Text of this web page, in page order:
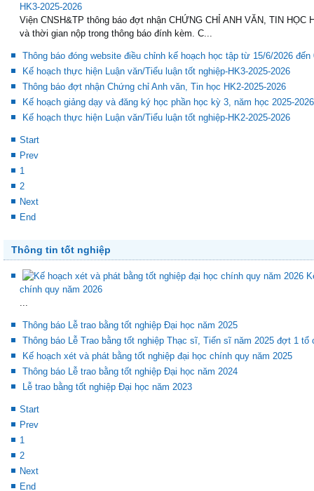
HK3-2025-2026
Viện CNSH&TP thông báo đợt nhận CHỨNG CHỈ ANH VĂN, TIN HỌC
Thông báo đóng website điều chỉnh kế hoạch học tập từ 15/6/2026 đến
Kế hoạch thực hiện Luận văn/Tiểu luận tốt nghiệp-HK3-2025-2026
Thông báo đợt nhận Chứng chỉ Anh văn, Tin học HK2-2025-2026
Kế hoạch giảng dạy và đăng ký học phần học kỳ 3, năm học 2025-2026
Start
Prev
1
2
Next
Thông tin tốt nghiệp
chính quy năm 2026
Thông báo Lễ trao bằng tốt nghiệp Đại học năm 2025
Thông báo Lễ Trao bằng tốt nghiệp Thạc sĩ, Tiến sĩ năm 2025 đợt 1 tổ
Kế hoạch xét và phát bằng tốt nghiệp đại học chính quy năm 2025
Thông báo Lễ trao bằng tốt nghiệp Đại học năm 2024
Start
Prev
1
2
Next